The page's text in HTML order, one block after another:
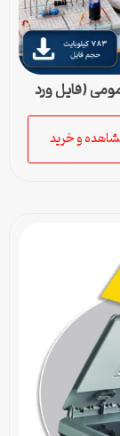
(فایل ورد
و خرید